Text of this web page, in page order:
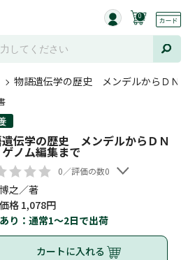
0
物語遺伝学の歴史 メンデルからＤＮ
伝学の歴史 メンデルからＤＮ
ノム編集まで
0／評価の数0
之／著
格 1,078円
り：通常1～2日で出荷
カートに入れる